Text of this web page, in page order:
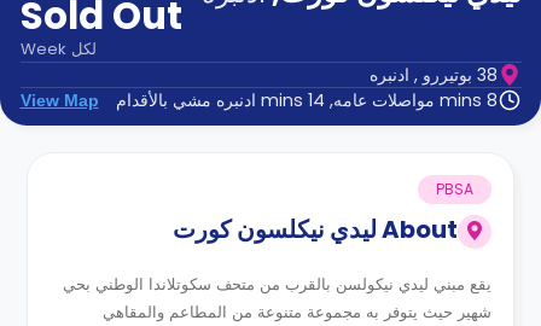
والدعم
الهاتف
اتصل
بنا
كيف
الأسئلة
الشائعة
Sold Out
لكل Week
38 بوتيررو , ادنبره
8 mins مواصلات عامه, 14 mins ادنبره مشي بالأقدام
View Map
Aboutليدي نيكلسون كورت
PBSA
يقع مبني ليدي نيكولسن بالقرب من متحف سكوتلاندا الوطني بحي
شهير حيث يتوفر به مجموعة متنوعة من المطاعم والمقاهي